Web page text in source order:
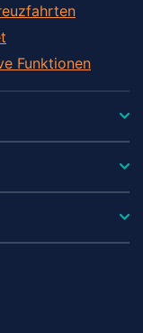
Funktionen